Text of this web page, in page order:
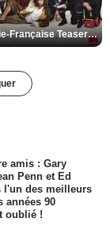
De la Comédie-Française Teaser VF
amis : Gary
Penn et Ed
l'un des meilleurs
années 90
oublié !